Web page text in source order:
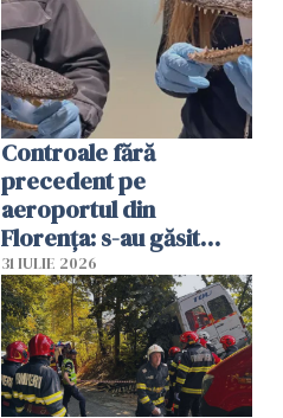
Controale fără
precedent pe
aeroportul din
Florența: s-au găsit
capete de aligator și o
sumă imensă de bani
31 IULIE 2026